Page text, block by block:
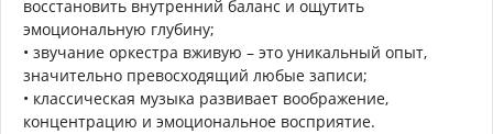
восстановить внутренний баланс и ощутить
эмоциональную глубину;
• звучание оркестра вживую – это уникальный опыт,
значительно превосходящий любые записи;
• классическая музыка развивает воображение,
концентрацию и эмоциональное восприятие.